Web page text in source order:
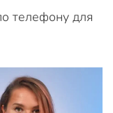
телефону для